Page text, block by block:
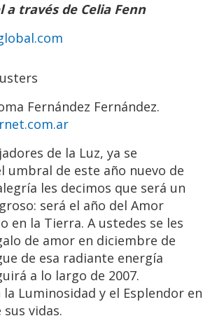
a través de Celia Fenn
Fernández Fernández.
de la Luz, ya se
umbral de este año nuevo de
les decimos que será un
será el año del Amor
en la Tierra. A ustedes se les
de amor en diciembre de
de esa radiante energía
a lo largo de 2007.
Luminosidad y el Esplendor en
vidas.